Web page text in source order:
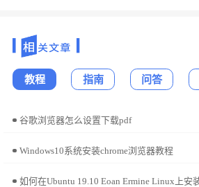
教程 指南 问答
谷歌浏览器怎么设置下载pdf
Windows10系统安装chrome浏览器教程